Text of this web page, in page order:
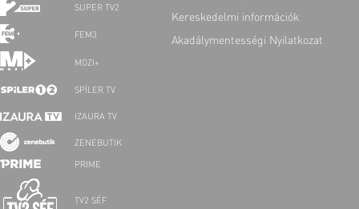
SUPER TV2
FEM3
MOZI+
SPÍLER TV
IZAURA TV
ZENEBUTIK
PRIME
TV2 SÉF
Kereskedelmi információk
Akadálymentességi Nyilatkozat